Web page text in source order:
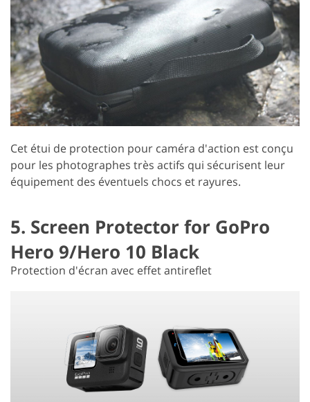
Cet étui de protection pour caméra d'action est conçu
pour les photographes très actifs qui sécurisent leur
équipement des éventuels chocs et rayures.
5. Screen Protector for GoPro
Hero 9/Hero 10 Black
Protection d'écran avec effet antireflet